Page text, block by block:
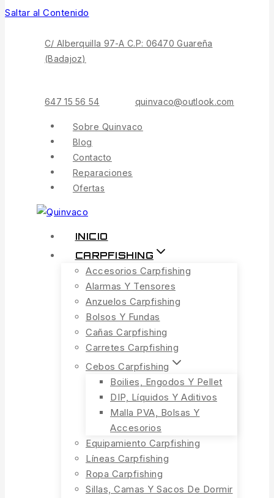
Saltar al Contenido
C/ Alberquilla 97-A C.P: 06470 Guareña
(Badajoz)
647 15 56 54 quinvaco@outlook.com
Sobre Quinvaco
Blog
Contacto
Reparaciones
Ofertas
INICIO
CARPFISHING
Accesorios Carpfishing
Alarmas Y Tensores
Anzuelos Carpfishing
Bolsos Y Fundas
Cañas Carpfishing
Carretes Carpfishing
Cebos Carpfishing
Boilies, Engodos Y Pellet
DIP, Líquidos Y Aditivos
Malla PVA, Bolsas Y
Accesorios
Equipamiento Carpfishing
Líneas Carpfishing
Ropa Carpfishing
Sillas, Camas Y Sacos De Dormir